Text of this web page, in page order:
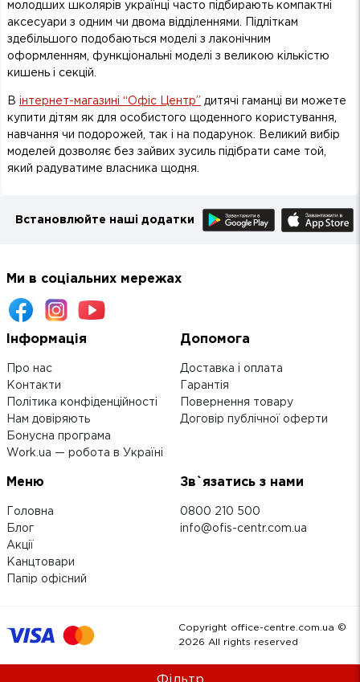
молодших школярів українці часто підбирають компактні
аксесуари з одним чи двома відділеннями. Підліткам
здебільшого подобаються моделі з лаконічним
оформленням, функціональні моделі з великою кількістю
кишень і секцій.
В інтернет-магазині “Офіс Центр” дитячі гаманці ви можете
купити дітям як для особистого щоденного користування,
навчання чи подорожей, так і на подарунок. Великий вибір
моделей дозволяє без зайвих зусиль підібрати саме той,
який радуватиме власника щодня.
Встановлюйте наші додатки
Ми в соціальних мережах
Інформація
Про нас
Контакти
Політика конфіденційності
Нам довіряють
Бонусна програма
Work.ua — робота в Україні
Допомога
Доставка і оплата
Гарантія
Повернення товару
Договір публічної оферти
Меню
Головна
Блог
Акції
Канцтовари
Папір офісний
Зв`язатись з нами
0800 210 500
info@ofis-centr.com.ua
Copyright office-centre.com.ua ©
2026 All rights reserved